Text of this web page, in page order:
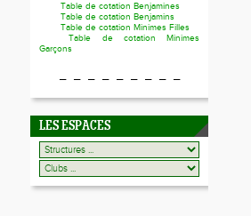
Table de cotation Benjamines
Table de cotation Benjamins
Table de cotation Minimes Filles
Table de cotation Minimes
Garçons
LES ESPACES